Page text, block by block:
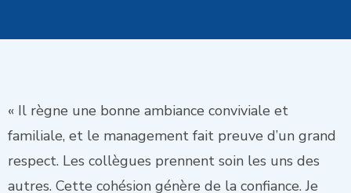
« Il règne une bonne ambiance conviviale et
familiale, et le management fait preuve d’un grand
respect. Les collègues prennent soin les uns des
autres. Cette cohésion génère de la confiance. Je